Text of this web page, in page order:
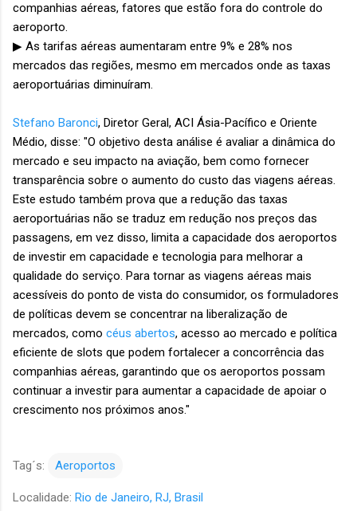
companhias aéreas, fatores que estão fora do controle do
aeroporto.
▶ As tarifas aéreas aumentaram entre 9% e 28% nos
mercados das regiões, mesmo em mercados onde as taxas
aeroportuárias diminuíram.
Stefano Baronci, Diretor Geral, ACI Ásia-Pacífico e Oriente
Médio, disse: "O objetivo desta análise é avaliar a dinâmica do
mercado e seu impacto na aviação, bem como fornecer
transparência sobre o aumento do custo das viagens aéreas.
Este estudo também prova que a redução das taxas
aeroportuárias não se traduz em redução nos preços das
passagens, em vez disso, limita a capacidade dos aeroportos
de investir em capacidade e tecnologia para melhorar a
qualidade do serviço. Para tornar as viagens aéreas mais
acessíveis do ponto de vista do consumidor, os formuladores
de políticas devem se concentrar na liberalização de
mercados, como céus abertos, acesso ao mercado e política
eficiente de slots que podem fortalecer a concorrência das
companhias aéreas, garantindo que os aeroportos possam
continuar a investir para aumentar a capacidade de apoiar o
crescimento nos próximos anos."
Tag´s: Aeroportos
Localidade: Rio de Janeiro, RJ, Brasil